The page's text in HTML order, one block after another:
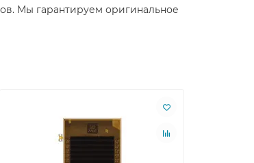
Мы гарантируем оригинальное